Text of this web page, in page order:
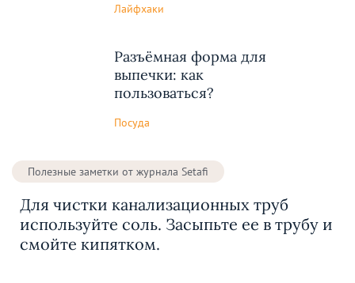
Лайфхаки
Разъёмная форма для
выпечки: как
пользоваться?
Посуда
Полезные заметки от журнала Setafi